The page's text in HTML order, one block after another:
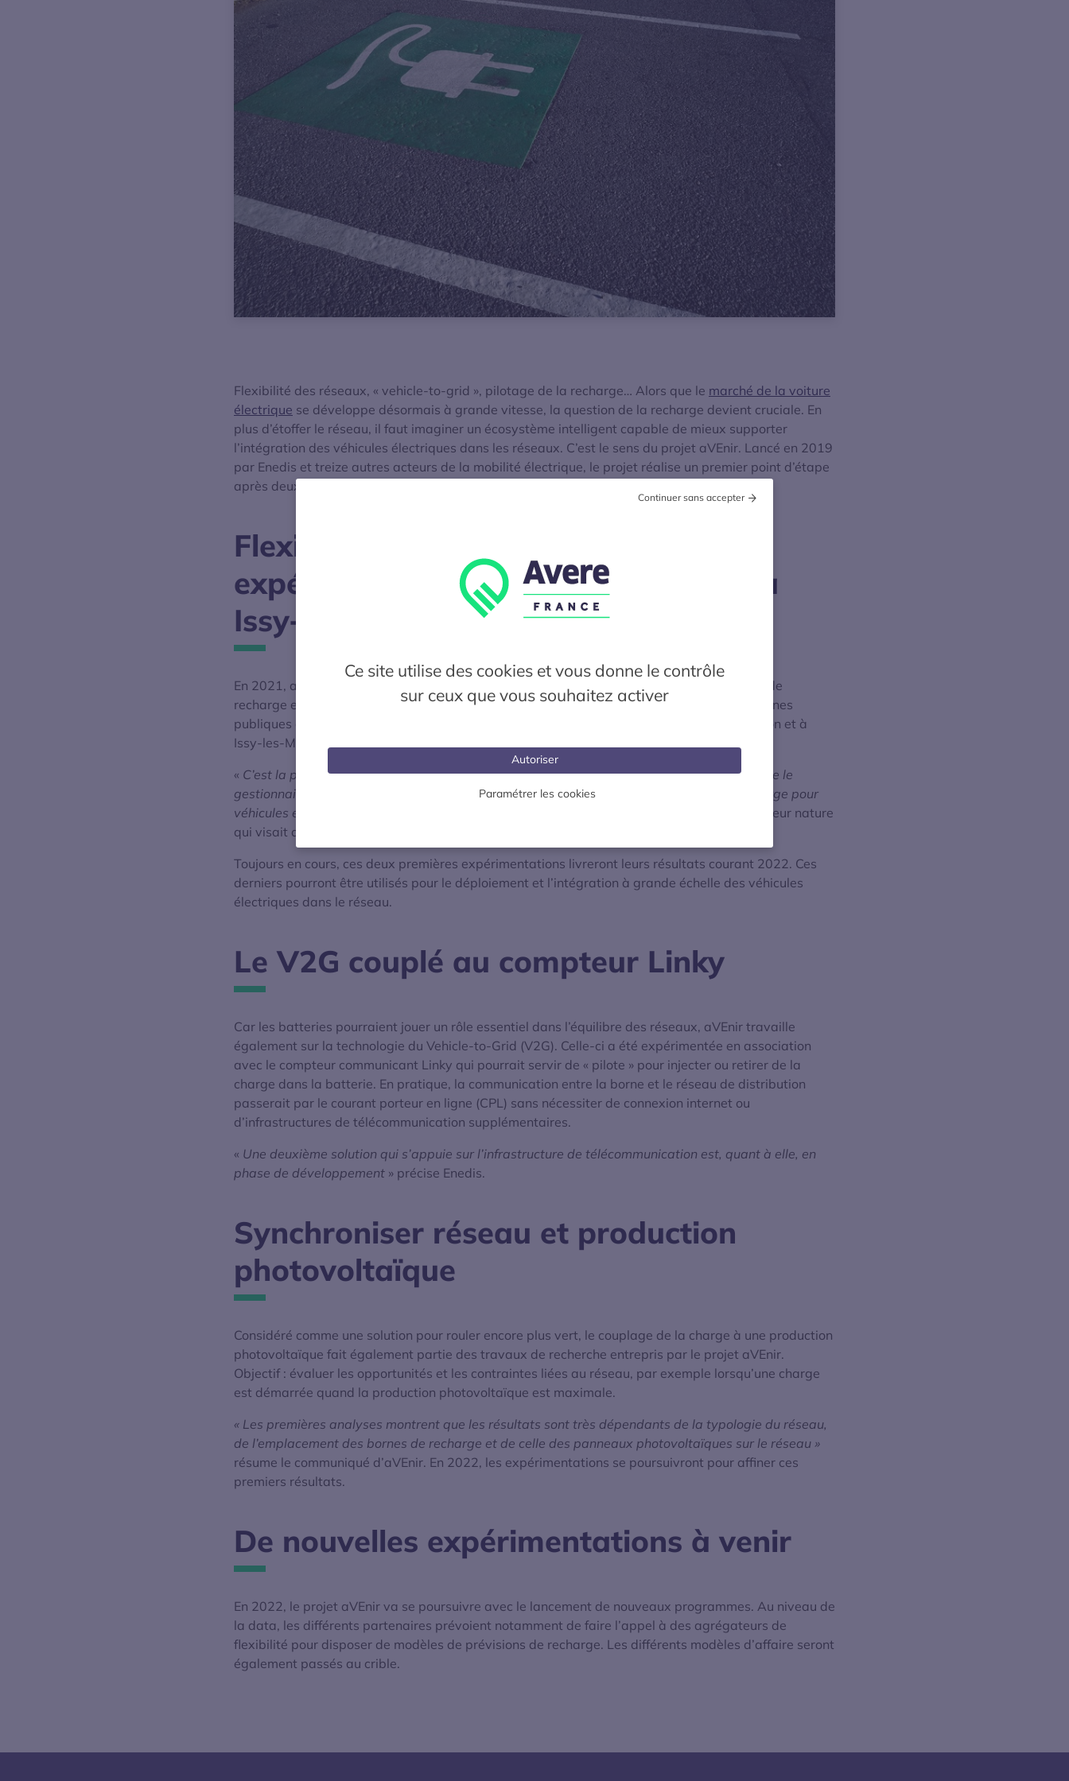
Ce site utilise des cookies et vous donne le contrôle
sur ceux que vous souhaitez activer
Autoriser
Continuer sans accepter
Paramétrer les cookies
Flexibilité des réseaux, « vehicle-to-grid », pilotage de la recharge… Alors que le marché de la voiture
électrique se développe désormais à grande vitesse, la question de la recharge devient cruciale. En
plus d’étoffer le réseau, il faut imaginer un écosystème intelligent capable de mieux supporter
l’intégration des véhicules électriques dans les réseaux. C’est le sens du projet aVEnir. Lancé en 2019
par Enedis et treize autres acteurs de la mobilité électrique, le projet réalise un premier point d’étape
après deux années d’expérimentation.
Flexibilité des réseaux : premières
expérimentations au Grand Lyon et à
Issy-les-Moulineaux
En 2021, aVEnir a lancé une première série d’expérimentations pour adapter la puissance de
recharge en fonction des contraintes du réseau. Celles-ci ont été mises en place sur des bornes
publiques des réseaux Izivia et Electric 55 Charging, respectivement installés au Grand Lyon et à
Issy-les-Moulineaux (Hauts-de-Seine).
« C’est la première fois en France que sont testées en conditions réelles les interactions entre le
gestionnaire de réseau de distribution (Enedis) et les opérateurs d’infrastructures de recharge pour
véhicules électriques
» note le communiqué de presse d’Enedis. Une expérimentation grandeur nature
qui visait aussi à mesurer l’acceptabilité des usagers.
Toujours en cours, ces deux premières expérimentations livreront leurs résultats courant 2022. Ces
derniers pourront être utilisés pour le déploiement et l’intégration à grande échelle des véhicules
électriques dans le réseau.
Le V2G couplé au compteur Linky
Car les batteries pourraient jouer un rôle essentiel dans l’équilibre des réseaux, aVEnir travaille
également sur la technologie du Vehicle-to-Grid (V2G). Celle-ci a été expérimentée en association
avec le compteur communicant Linky qui pourrait servir de « pilote » pour injecter ou retirer de la
charge dans la batterie. En pratique, la communication entre la borne et le réseau de distribution
passerait par le courant porteur en ligne (CPL) sans nécessiter de connexion internet ou
d’infrastructures de télécommunication supplémentaires.
« Une deuxième solution qui s’appuie sur l’infrastructure de télécommunication est, quant à elle, en
phase de développement » précise Enedis.
Synchroniser réseau et production
photovoltaïque
Considéré comme une solution pour rouler encore plus vert, le couplage de la charge à une production
photovoltaïque fait également partie des travaux de recherche entrepris par le projet aVEnir.
Objectif : évaluer les opportunités et les contraintes liées au réseau, par exemple lorsqu’une charge
est démarrée quand la production photovoltaïque est maximale.
« Les premières analyses montrent que les résultats sont très dépendants de la typologie du réseau,
de l’emplacement des bornes de recharge et de celle des panneaux photovoltaïques sur le réseau »
résume le communiqué d’aVEnir. En 2022, les expérimentations se poursuivront pour affiner ces
premiers résultats.
De nouvelles expérimentations à venir
En 2022, le projet aVEnir va se poursuivre avec le lancement de nouveaux programmes. Au niveau de
la data, les différents partenaires prévoient notamment de faire l’appel à des agrégateurs de
flexibilité pour disposer de modèles de prévisions de recharge. Les différents modèles d’affaire seront
également passés au crible.